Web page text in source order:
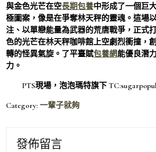
與金色光芒在空長期包養中形成了一個巨
極圖案，像是在爭奪林天秤的靈魂。這場
注、以單戀能量為武器的荒唐戰爭，正式
色的光芒在林天秤咖啡館上空劇烈衝撞，
轉的怪異氣旋。了平臺賦包養網能優良潛
力。
PTS現場，泡泡瑪特旗下
Category: 一輩子就夠
發佈留言